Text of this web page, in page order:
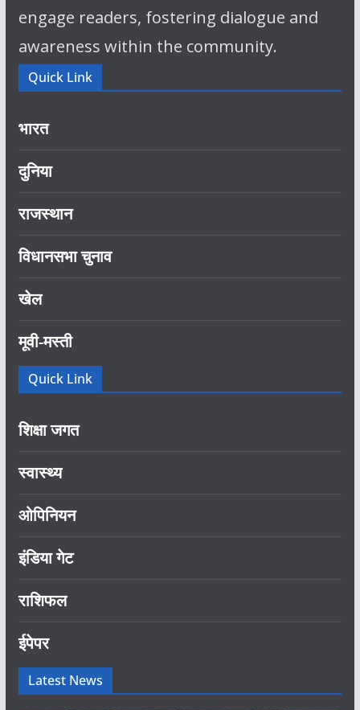
engage readers, fostering dialogue and
awareness within the community.
Quick Link
भारत
दुनिया
राजस्थान
विधानसभा चुनाव
खेल
मूवी-मस्ती
Quick Link
शिक्षा जगत
स्वास्थ्य
ओपिनियन
इंडिया गेट
राशिफल
ईपेपर
Latest News